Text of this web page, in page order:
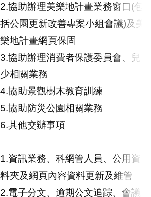
2.協助辦理美樂地計畫業務窗口(包
括公園更新改善專案小組會議)及美
樂地計畫網頁保固
3.協助辦理消費者保護委員會、兒
少相關業務
4.協助景觀樹木教育訓練
5.協助防災公園相關業務
6.其他交辦事項
1.資訊業務、科網管人員、公用資
料夾及網頁內容資料更新及維管
2.電子分文、逾期公文追踪、會議